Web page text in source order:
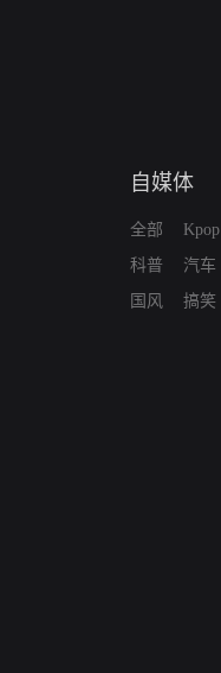
自媒体
全部
科普
国风
Kpop
汽车
搞笑